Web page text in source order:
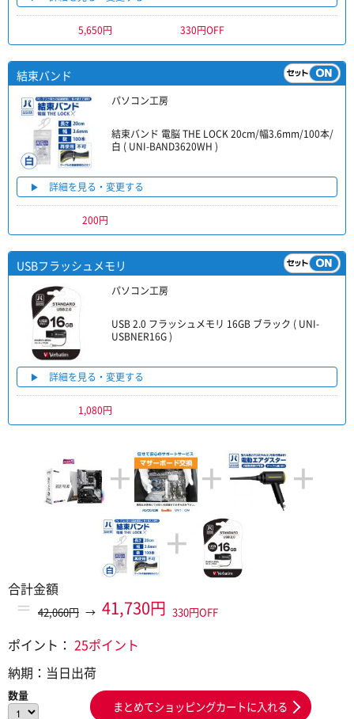
5,650円 330円OFF
結束バンド
パソコン工房
結束バンド 電脳 THE LOCK 20cm/幅3.6mm/100本/
白 ( UNI-BAND3620WH )
詳細を見る・変更する
200円
USBフラッシュメモリ
パソコン工房
USB 2.0 フラッシュメモリ 16GB ブラック ( UNI-
USBNER16G )
詳細を見る・変更する
1,080円
+ +
+
+
合計金額
＝ 42,060円 → 41,730円 330円OFF
ポイント： 25ポイント
納期： 当日出荷
数量
まとめてショッピングカートに入れる